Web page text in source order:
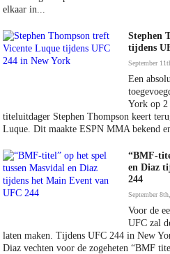
elkaar in...
Stephen
tijdens
September
Een
York op 2
titeluitdager Stephen Thompson keert
Luque. Dit maakte ESPN MMA bekend
“BMF-
en Diaz
244
September
Voor de
UFC zal
laten maken. Tijdens UFC 244 in New
Diaz vechten voor de zogeheten “BMF